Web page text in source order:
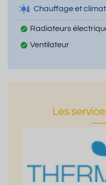
Chauffage et
Radiateurs
Ventilateur
Les